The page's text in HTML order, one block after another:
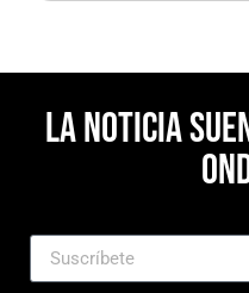
La noticia